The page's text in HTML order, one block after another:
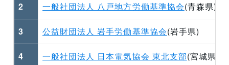
2 一般社団法人 八戸地方労働基準協会(青森県)
3 公益財団法人 岩手労働基準協会(岩手県)
4 一般社団法人 日本電気協会 東北支部(宮城県)